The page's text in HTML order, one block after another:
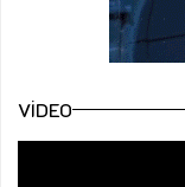
VIDEO